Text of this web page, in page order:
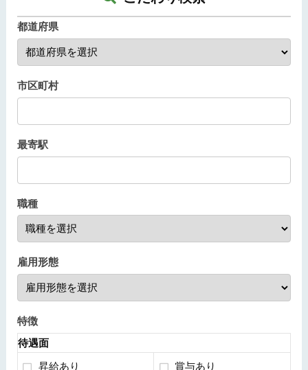
都道府県
市区町村
最寄駅
職種
雇用形態
特徴
待遇面
昇給あり 賞与あり